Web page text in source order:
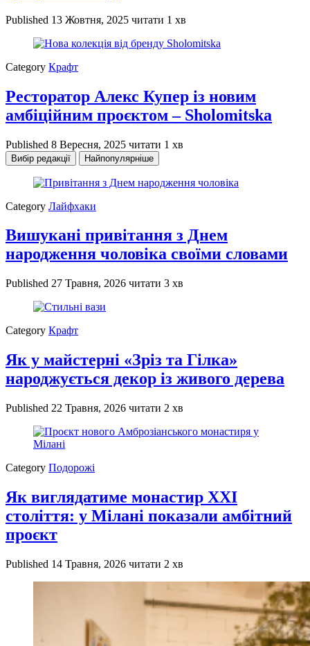
Published 13 Жовтня, 2025 читати 1 хв
Category Крафт
Ресторатор Алекс Купер із новим
амбіційним проєктом – Sholomitska
Published 8 Вересня, 2025 читати 1 хв
Вибір редакції Найпопулярніше
Category Лайфхаки
Вишукані привітання з Днем
народження чоловіка своїми словами
Published 27 Травня, 2026 читати 3 хв
Category Крафт
Як у майстерні «Зріз та Гілка»
народжується декор із живого дерева
Published 22 Травня, 2026 читати 2 хв
Category Подорожі
Як виглядатиме монастир XXI
століття: у Мілані показали амбітний
проєкт
Published 14 Травня, 2026 читати 2 хв